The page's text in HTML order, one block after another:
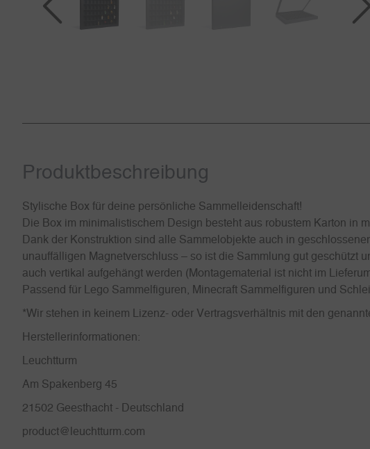
Produkt­beschreibung
Stylische Box für deine persönliche Sammelleidenschaft!
Die Box im minimalistischem Design besteht aus robustem Karton in
Dank der Konstruktion sind alle Sammelobjekte auch in
unauffälligen Magnetverschluss – so ist die Sammlung gut geschützt
auch vertikal aufgehängt werden (Montagematerial ist nicht im
Passend für Lego Sammelfiguren, Minecraft Sammelfiguren und
*Wir stehen in keinem Lizenz- oder Vertragsverhältnis mit den
Herstellerinformationen:
Leuchtturm
Am Spakenberg 45
21502 Geesthacht - Deutschland
product@leuchtturm.com